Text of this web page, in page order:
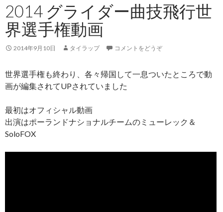
2014 グライダー曲技飛行世
界選手権動画
2014年9月10日 タイラップ コメントをどうぞ
世界選手権も終わり、各々帰国して一息ついたところで動
画が編集されてUPされていました
最初はオフィシャル動画
出演はポーランドナショナルチームのミューレック＆
SoloFOX